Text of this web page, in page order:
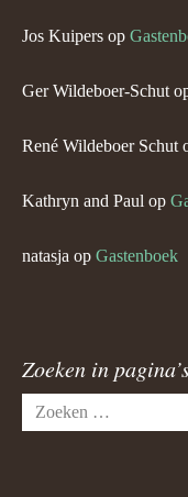
Jos Kuipers op
Ger Wildeboer-Schut
René Wildeboer Schut
Kathryn and Paul op
natasja op Gastenboek
Zoeken in
Zoeken
naar: